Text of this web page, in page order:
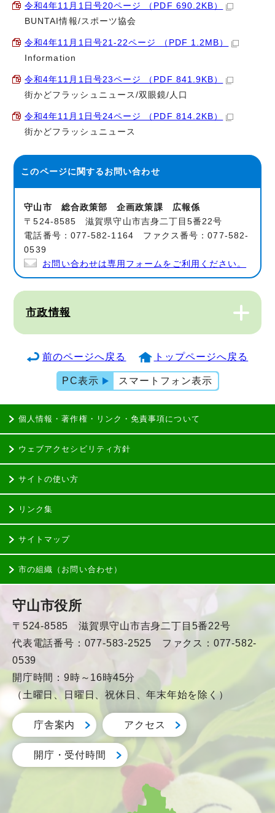
令和4年11月1日号20ページ （PDF 690.2KB）
BUNTAI情報/スポーツ協会
令和4年11月1日号21-22ページ （PDF 1.2MB）
Information
令和4年11月1日号23ページ （PDF 841.9KB）
街かどフラッシュニュース/双眼鏡/人口
令和4年11月1日号24ページ （PDF 814.2KB）
街かどフラッシュニュース
このページに関するお問い合わせ
守山市 総合政策部 企画政策課 広報係
〒524-8585 滋賀県守山市吉身二丁目5番22号
電話番号：077-582-1164 ファクス番号：077-582-
0539
お問い合わせは専用フォームをご利用ください。
市政情報
前のページへ戻る トップページへ戻る
PC表示 スマートフォン表示
個人情報・著作権・リンク・免責事項について
ウェブアクセシビリティ方針
サイトの使い方
リンク集
サイトマップ
市の組織（お問い合わせ）
守山市役所
〒524-8585 滋賀県守山市吉身二丁目5番22号
代表電話番号：077-583-2525 ファクス：077-582-
0539
開庁時間：9時～16時45分
（土曜日、日曜日、祝休日、年末年始を除く）
庁舎案内 アクセス
開庁・受付時間